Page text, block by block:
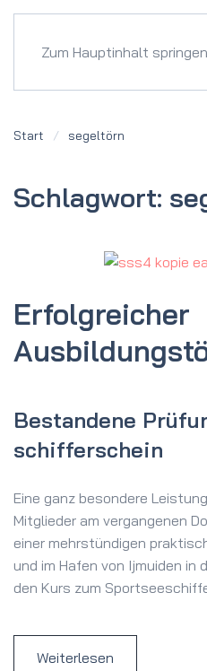
Zum Hauptinhalt springen
Start segeltörn
Schlagwort:
Erfolgreicher
Bestandene
schifferschein
Eine ganz besondere
Mitglieder am vergangenen
einer mehrstündigen
und im Hafen von Ijmuiden in
den Kurs zum
Weiterlesen